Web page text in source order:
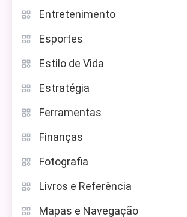
Entretenimento
Esportes
Estilo de Vida
Estratégia
Ferramentas
Finanças
Fotografia
Livros e Referência
Mapas e Navegação